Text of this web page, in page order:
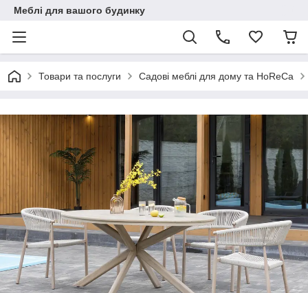
Меблі для вашого будинку
Товари та послуги Садові меблі для дому та HoReCa